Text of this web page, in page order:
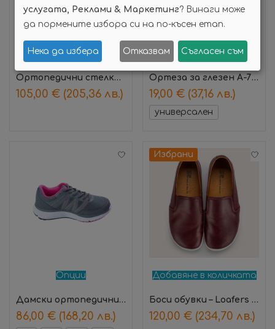
Запиши час
Ортопедични стелки – ежедневни 3/4
105,00 € (205,36 лв.)
Опции
Ортеза за глезен А-720
19,00 € (37,16 лв.)
универсален
Опции
Дамски ортопедични маратонки Cloudy Orchid – Diawin
86,00 € (168,20 лв.)
Добавяне в количката
Избрани
Боси обувки – Loafers Crimson
120,00 € (234,70 лв.)
услугата, Реклами & Маркетинг? Винаги може
да пормените избора си на по-късен етап.
Нека да избера Отказвам Съгласен съм